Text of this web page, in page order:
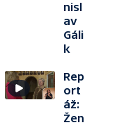
nisl
av
Gáli
k
Rep
ort
áž:
Žen